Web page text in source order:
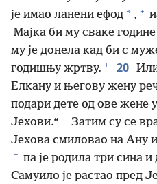
је имао ланени ефод * , +
Мајка би му сваке
му је донела кад би с
годишњу жртву. + 20
Елкану и његову жену
подари дете од ове жене
Јехови.“ + Затим су се
Јехова смиловао на Ану
+ па је родила три сина
Самуило је растао пред